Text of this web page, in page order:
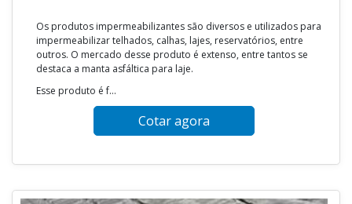
Os produtos impermeabilizantes são diversos e utilizados para
impermeabilizar telhados, calhas, lajes, reservatórios, entre
outros. O mercado desse produto é extenso, entre tantos se
destaca a manta asfáltica para laje.
Esse produto é f...
Cotar agora